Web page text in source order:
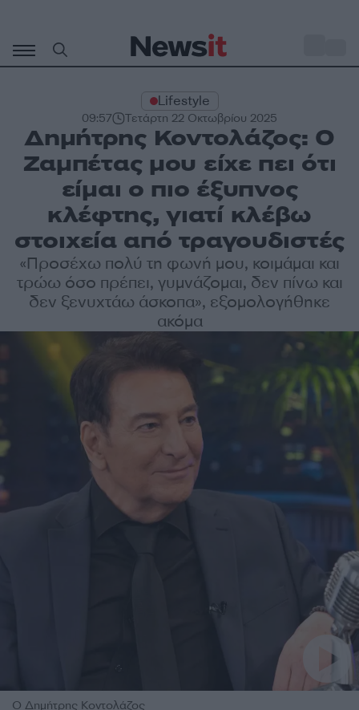
περιεχόμενο
Lifestyle
09:57 Τετάρτη 22 Οκτωβρίου 2025
Δημήτρης Κοντολάζος: Ο
Ζαμπέτας μου είχε πει ότι
είμαι ο πιο έξυπνος
κλέφτης, γιατί κλέβω
στοιχεία από τραγουδιστές
«Προσέχω πολύ τη φωνή μου, κοιμάμαι και
τρώω όσο πρέπει, γυμνάζομαι, δεν πίνω και
δεν ξενυχτάω άσκοπα», εξομολογήθηκε
ακόμα
Ο Δημήτρης Κοντολάζος